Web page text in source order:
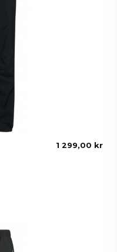
1 299,00 kr